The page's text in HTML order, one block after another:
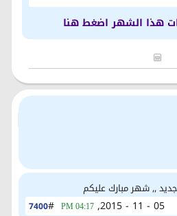
هذا الشهر اضغط هنا
,, شهر مبارك عليكم
7400# 05 - 11 - 2015,
04:17 PM